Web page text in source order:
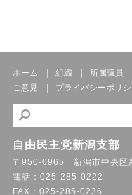
ホーム 組織 所属議員
ご意見
プライバシーポリ
自由民主党新潟支部
〒950-0965 新潟市中央区
電話：025-285-0222
FAX：025-285-0236